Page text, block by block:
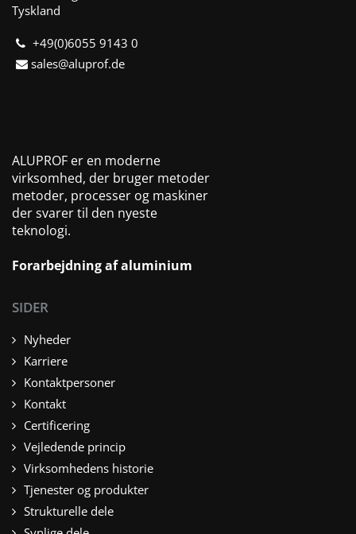
Tyskland
+49(0)6055 9143 0
sales@aluprof.de
ALUPROF er en moderne
virksomhed, der bruger metoder
metoder, processer og maskiner
der svarer til den nyeste
teknologi.
Forarbejdning af aluminium
SIDER
Nyheder
Karriere
Kontaktpersoner
Kontakt
Certificering
Vejledende princip
Virksomhedens historie
Tjenester og produkter
Strukturelle dele